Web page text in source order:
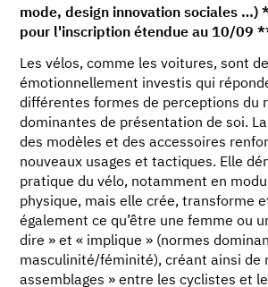
mode, design innovation sociales …)
pour l'inscription étendue au 10/09
Les vélos, comme les voitures, sont
émotionnellement investis qui
différentes formes de perceptions du
dominantes de présentation de soi.
des modèles et des accessoires
nouveaux usages et tactiques. Elle
pratique du vélo, notamment en
physique, mais elle crée, transforme
également ce qu’être une femme ou
dire » et « implique » (normes
masculinité/féminité), créant ainsi de
assemblages » entre les cyclistes et